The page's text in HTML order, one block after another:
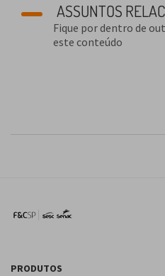
ASSUNTOS
Fique por dentro de
este conteúdo
PRODUTOS